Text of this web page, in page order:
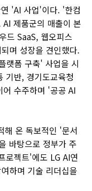
'AI 사업'이다. '한컴
제품군의 매출이 본
드 SaaS, 웹오피스
며 성장을 견인했다.
랫폼 구축' 사업을 시
기반, 경기도교육청
어 수주하며 '공공 AI
해 온 독보적인 '문서
바탕으로 정부가 주
로젝트'에도 LG AI연
하며 기술 리더십을